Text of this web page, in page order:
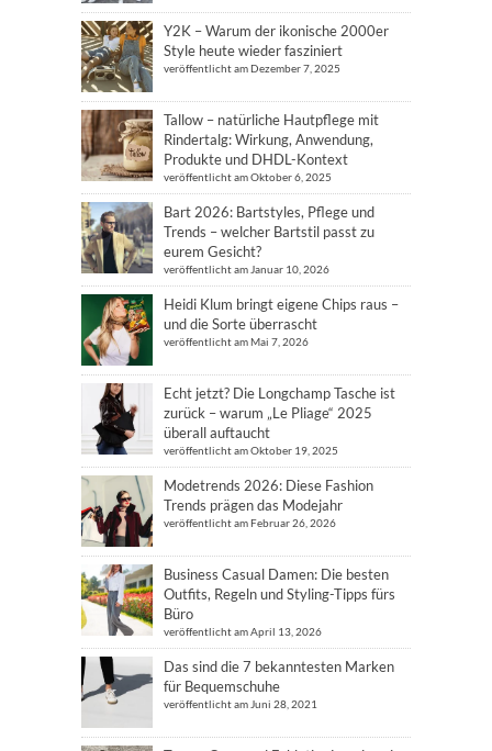
Y2K – Warum der ikonische 2000er
Style heute wieder fasziniert
veröffentlicht am Dezember 7, 2025
Tallow – natürliche Hautpflege mit
Rindertalg: Wirkung, Anwendung,
Produkte und DHDL-Kontext
veröffentlicht am Oktober 6, 2025
Bart 2026: Bartstyles, Pflege und
Trends – welcher Bartstil passt zu
eurem Gesicht?
veröffentlicht am Januar 10, 2026
Heidi Klum bringt eigene Chips raus –
und die Sorte überrascht
veröffentlicht am Mai 7, 2026
Echt jetzt? Die Longchamp Tasche ist
zurück – warum „Le Pliage“ 2025
überall auftaucht
veröffentlicht am Oktober 19, 2025
Modetrends 2026: Diese Fashion
Trends prägen das Modejahr
veröffentlicht am Februar 26, 2026
Business Casual Damen: Die besten
Outfits, Regeln und Styling-Tipps fürs
Büro
veröffentlicht am April 13, 2026
Das sind die 7 bekanntesten Marken
für Bequemschuhe
veröffentlicht am Juni 28, 2021